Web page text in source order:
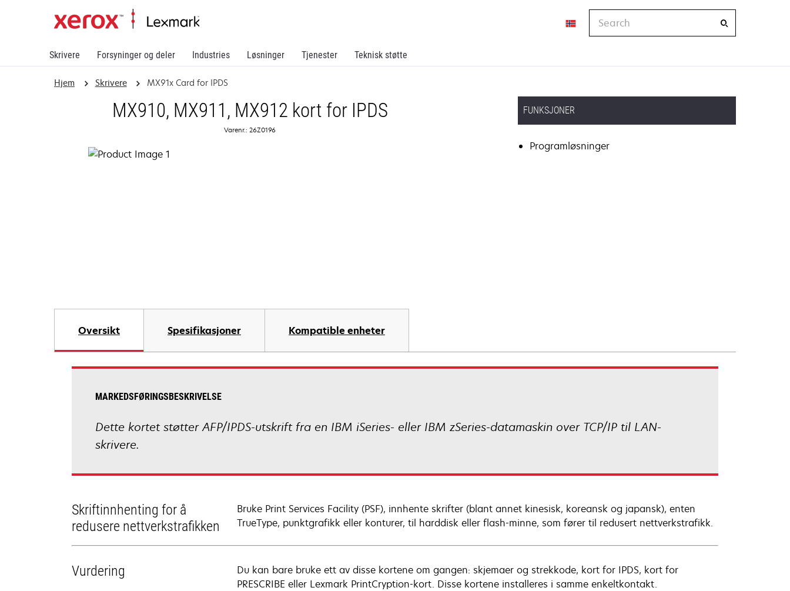
Skrivere Forsyninger og deler Industries Løsninger Tjenester Teknisk støtte
Hjem Skrivere MX91x Card for IPDS
MX910, MX911, MX912 kort for IPDS
Varenr.: 26Z0196
FUNKSJONER
Programløsninger
Oversikt Spesifikasjoner Kompatible enheter
MARKEDSFØRINGSBESKRIVELSE
Dette kortet støtter AFP/IPDS-utskrift fra en IBM iSeries- eller IBM zSeries-datamaskin over TCP/IP til LAN-
skrivere.
Skriftinnhenting for å
redusere nettverkstrafikken
Bruke Print Services Facility (PSF), innhente skrifter (blant annet kinesisk, koreansk og japansk), enten
TrueType, punktgrafikk eller konturer, til harddisk eller flash-minne, som fører til redusert nettverkstrafikk.
Vurdering
Du kan bare bruke ett av disse kortene om gangen: skjemaer og strekkode, kort for IPDS, kort for
PRESCRIBE eller Lexmark PrintCryption-kort. Disse kortene installeres i samme enkeltkontakt.